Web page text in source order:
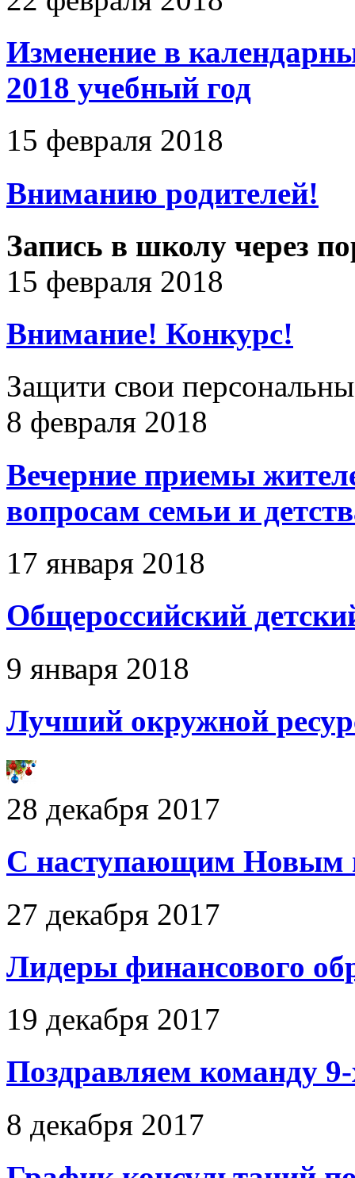
Изменение в
2018 учебный год
15 февраля 2018
Вниманию родителей!
Запись в школу через
15 февраля 2018
Внимание! Конкурс!
Защити свои
8 февраля 2018
Вечерние приемы
вопросам семьи и
17 января 2018
Общероссийский
9 января 2018
Лучший окружной
28 декабря 2017
С наступающим Новым
27 декабря 2017
Лидеры финансового
19 декабря 2017
Поздравляем команду
8 декабря 2017